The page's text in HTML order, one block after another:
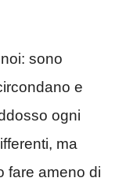
sono
e
ogni
ma
fare ameno di